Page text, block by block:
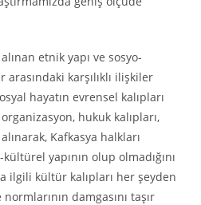
etnik yapı ve sosyo-
karşılıklı ilişkiler
hayatın evrensel kalıpları
hukuk kalıpları,
Kafkasya halkları
yapının olup olmadığını
ilgili kültür kalıpları her şeyden
damgasını taşır